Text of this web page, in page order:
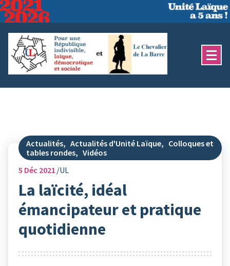
Aller
au
contenu
Actualités, Actualités d'Unité Laïque, Colloques et
tables rondes, Vidéos
5 Déc 2021 UL
La laïcité, idéal
émancipateur et pratique
quotidienne